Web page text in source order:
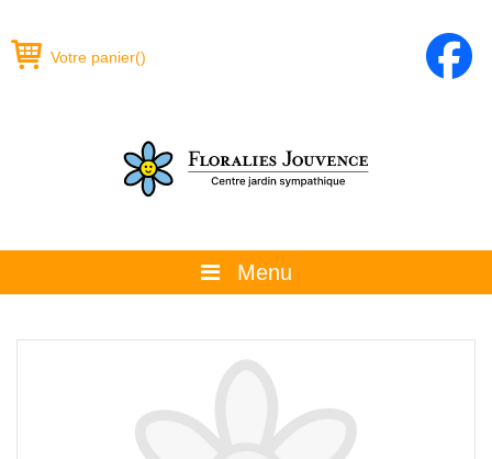
Votre panier()
Menu
La boutique
Promotions et évènements